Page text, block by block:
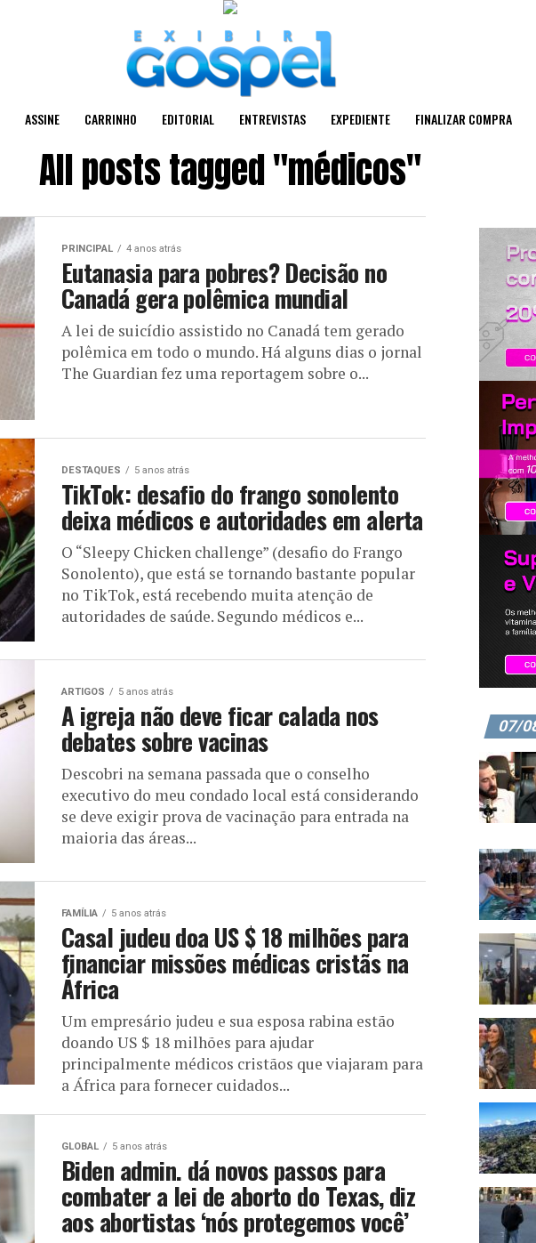
ASSINE CARRINHO EDITORIAL ENTREVISTAS EXPEDIENTE FINALIZAR COMPRA
All posts tagged "médicos"
PRINCIPAL 4 anos atrás
Eutanasia para pobres? Decisão no
Canadá gera polêmica mundial
A lei de suicídio assistido no Canadá tem gerado
polêmica em todo o mundo. Há alguns dias o jornal
The Guardian fez uma reportagem sobre o...
DESTAQUES 5 anos atrás
TikTok: desafio do frango sonolento
deixa médicos e autoridades em alerta
O “Sleepy Chicken challenge” (desafio do Frango
Sonolento), que está se tornando bastante popular
no TikTok, está recebendo muita atenção de
autoridades de saúde. Segundo médicos e...
ARTIGOS 5 anos atrás
A igreja não deve ficar calada nos
debates sobre vacinas
Descobri na semana passada que o conselho
executivo do meu condado local está considerando
se deve exigir prova de vacinação para entrada na
maioria das áreas...
FAMÍLIA 5 anos atrás
Casal judeu doa US $ 18 milhões para
financiar missões médicas cristãs na
África
Um empresário judeu e sua esposa rabina estão
doando US $ 18 milhões para ajudar
principalmente médicos cristãos que viajaram para
a África para fornecer cuidados...
GLOBAL 5 anos atrás
Biden admin. dá novos passos para
combater a lei de aborto do Texas, diz
aos abortistas ‘nós protegemos você’
07/